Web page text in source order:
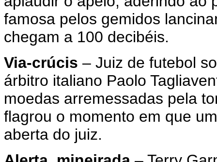
famosa pelos gemidos
chegam a 100 decibéis.
Via-crúcis – Juiz de futebol
árbitro italiano Paolo
moedas arremessadas pela
flagrou o momento em que
aberta do juiz.